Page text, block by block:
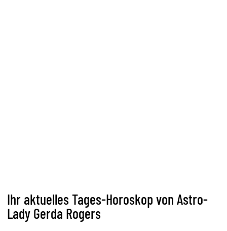
Ihr aktuelles Tages-Horoskop von Astro-
Lady Gerda Rogers